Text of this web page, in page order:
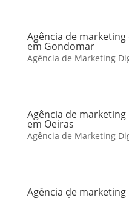
Agência de
em Gondomar
Agência de Marketing
Agência de
em Oeiras
Agência de Marketing
Agência de